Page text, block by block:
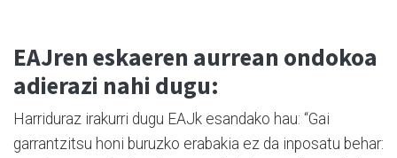
EAJren eskaeren aurrean ondokoa
adierazi nahi dugu:
Harriduraz irakurri dugu EAJk esandako hau: “Gai
garrantzitsu honi buruzko erabakia ez da inposatu behar: